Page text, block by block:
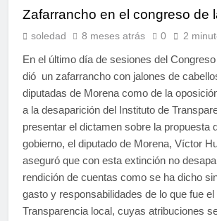
Zafarrancho en el congreso de
soledad 8 meses atrás 0 2
En el último día de sesiones del
dió un zafarrancho con jalones de
diputadas de Morena como de la
a la desaparición del Instituto de
presentar el dictamen sobre la propuesta
gobierno, el diputado de Morena, Víctor
aseguró que con esta extinción no
rendición de cuentas como se ha dicho
gasto y responsabilidades de lo que fue
Transparencia local, cuyas atribuciones